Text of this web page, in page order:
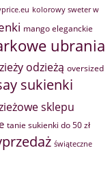
kolorowy sweter w
mango eleganckie
ubrania
odzieżą oversized
sukienki
sklepu
tanie sukienki do 50 zł
świąteczne